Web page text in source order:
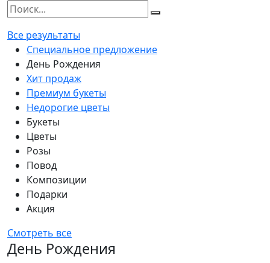
Все результаты
Специальное предложение
День Рождения
Хит продаж
Премиум букеты
Недорогие цветы
Букеты
Цветы
Розы
Повод
Композиции
Подарки
Акция
Смотреть все
День Рождения